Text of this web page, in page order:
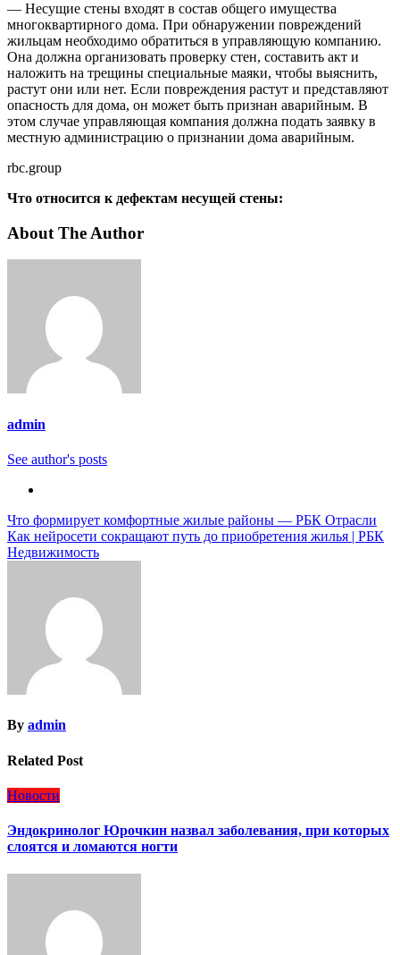
— Несущие стены входят в состав общего имущества
многоквартирного дома. При обнаружении повреждений
жильцам необходимо обратиться в управляющую компанию.
Она должна организовать проверку стен, составить акт и
наложить на трещины специальные маяки, чтобы выяснить,
растут они или нет. Если повреждения растут и представляют
опасность для дома, он может быть признан аварийным. В
этом случае управляющая компания должна подать заявку в
местную администрацию о признании дома аварийным.
rbc.group
Что относится к дефектам несущей стены:
About The Author
admin
See author's posts
Навигация
по
Что формирует комфортные жилые районы — РБК Отрасли
Как нейросети сокращают путь до приобретения жилья | РБК
Недвижимость
By admin
Related Post
Новости
Эндокринолог Юрочкин назвал заболевания, при которых
слоятся и ломаются ногти